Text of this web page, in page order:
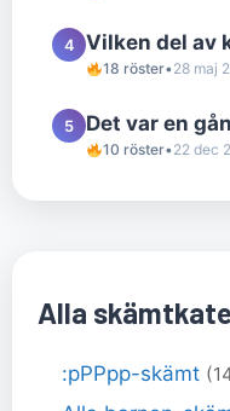
4 Vilken del av
18 röster•28 maj
5 Det var en
10 röster•22 dec
Alla
:pPPpp-skämt